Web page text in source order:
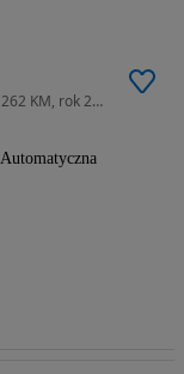
2967 cm3 • 262 KM • Audi A8 D4 3.0 TDI quattro 262 KM, rok 2016, Salon Polska, 85.000 km
Automatyczna